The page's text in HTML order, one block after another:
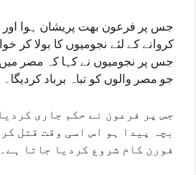
جس پر فرعون بھت پریشان ہوا
کروانے کے لئے نجومیوں کا بولا کر
جس پر نجومیوں نے کہا کہ مصر میں
جو مصر والوں کو تباہ برباد کردیگا۔
جس پر فرعون نے حکم جاری
بچہ پیدا ہو اس اسی وقت قتل
فورن کام شروع کردیا جاتا ہے۔